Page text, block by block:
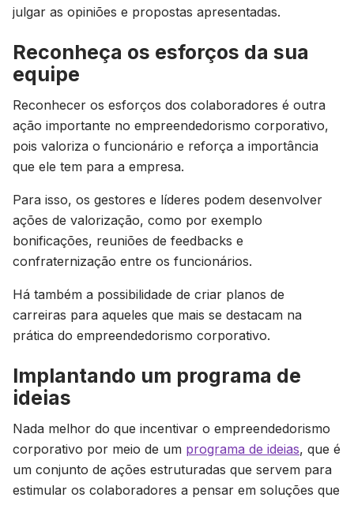
julgar as opiniões e propostas apresentadas.
Reconheça os esforços da sua
equipe
Reconhecer os esforços dos colaboradores é outra
ação importante no empreendedorismo corporativo,
pois valoriza o funcionário e reforça a importância
que ele tem para a empresa.
Para isso, os gestores e líderes podem desenvolver
ações de valorização, como por exemplo
bonificações, reuniões de feedbacks e
confraternização entre os funcionários.
Há também a possibilidade de criar planos de
carreiras para aqueles que mais se destacam na
prática do empreendedorismo corporativo.
Implantando um programa de
ideias
Nada melhor do que incentivar o empreendedorismo
corporativo por meio de um programa de ideias, que é
um conjunto de ações estruturadas que servem para
estimular os colaboradores a pensar em soluções que